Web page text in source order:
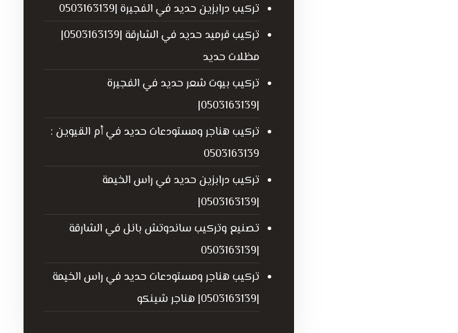
تركيب درابزين حديد في الفجيرة |0503163139
تركيب قرميد حديد في الشارقة |0503163139|
مظلات حديد
تركيب بيوت شعر حديد في الفجيرة
|0503163139|
تركيب هناجر ومستودعات حديد في أم القيوين :
0503163139
تركيب درابزين حديد في راس الخيمة
|0503163139|
تصنيع وتركيب ساندوتش بانل في الشارقة
|0503163139
تركيب هناجر ومستودعات حديد في راس الخيمة
|0503163139| هناجر شينكو